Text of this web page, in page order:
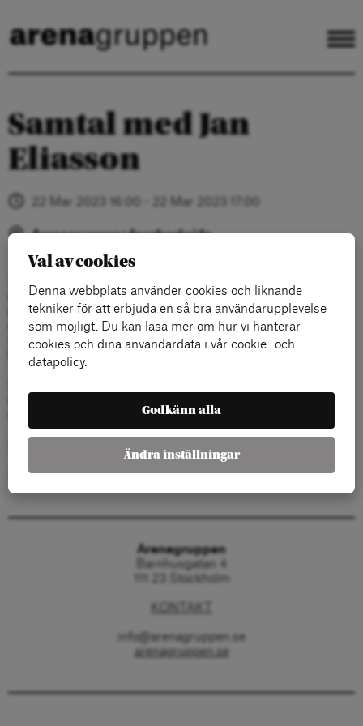
Samtal med Jan
Eliasson
22 Mar 2023 16:00 - 22 Mar 2023 17:00
Arenagruppens facebooksida
Jan Eliasson är en av Sveriges få internationellt kända och
erkända diplomater som bl.a. har varit ordförande i FN:s
generalförsamling och vice generalsekreterare i FN. Han har
också varit Sveriges ambassadör i USA och Sveriges
utrikesminister. Hans uppmärksammade memoarer “Ord och
handling” kom ut 2022.
medlingens svåra konst, om FN och framtiden.
Samtalspartner är Carl Tham, f.d. Sidachef och statsråd.
SAmtalet sänds påArenagruppens facebooksida
Arenagruppen
Barnhusgatan 4
111 23 Stockholm
KONTAKT
info@arenagruppen.se
arenagruppen.se
Val av cookies
Denna webbplats använder cookies och liknande
tekniker för att erbjuda en så bra användarupplevelse
som möjligt. Du kan läsa mer om hur vi hanterar
cookies och dina användardata i vår cookie- och
datapolicy.
Godkänn alla
Ändra inställningar